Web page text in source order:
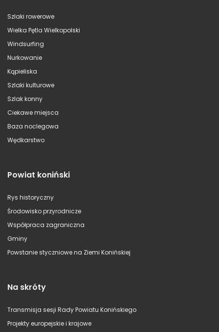
Szlaki rowerowe
Wielka Pętla Wielkopolski
Windsurfing
Nurkowanie
Kąpieliska
Szlaki kulturowe
Szlak konny
Ciekawe miejsca
Baza noclegowa
Wędkarstwo
Powiat koniński
Rys historyczny
Środowisko przyrodnicze
Współpraca zagraniczna
Gminy
Powstanie styczniowe na Ziemi Konińskiej
Na skróty
Transmisja sesji Rady Powiatu Konińskiego
Projekty europejskie i krajowe